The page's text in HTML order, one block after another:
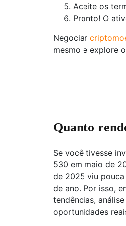
Aceite os
Pronto! O
Negociar
mesmo e explore
Quanto
Se você tivesse
530 em maio de
de 2025 viu pouca
de ano. Por isso,
tendências,
oportunidades